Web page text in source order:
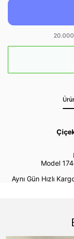
Model
Aynı Gün Hızlı